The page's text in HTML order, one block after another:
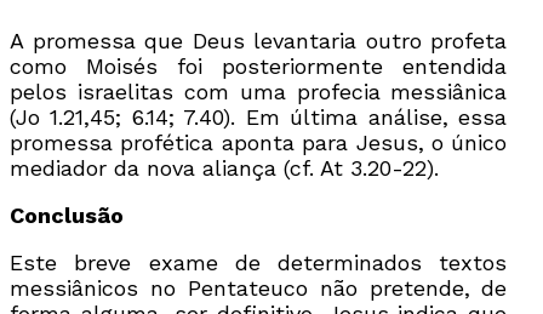
A promessa que Deus levantaria outro profeta
como Moisés foi posteriormente entendida
pelos israelitas com uma profecia messiânica
(Jo 1.21,45; 6.14; 7.40). Em última análise, essa
promessa profética aponta para Jesus, o único
mediador da nova aliança (cf. At 3.20-22).
Conclusão
Este breve exame de determinados textos
messiânicos no Pentateuco não pretende, de